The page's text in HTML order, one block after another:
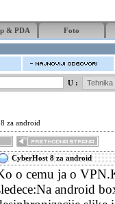
& PDA Foto
U :
za android
CyberHost 8 za android
o cemu ja o
android